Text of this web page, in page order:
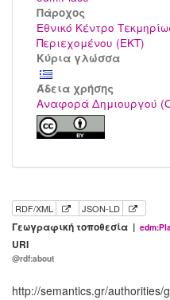
Πάροχος
Εθνικό Κέντρο
Περιεχομένου (ΕΚΤ)
Κύρια γλώσσα
Άδεια χρήσης
Αναφορά Δημιουργού
RDF/XML JSON-LD
Γεωγραφική τοποθεσία |
URI
@rdf:about
http://semantics.gr/